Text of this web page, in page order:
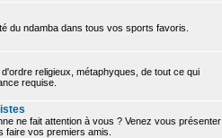
du ndamba dans tous vos sports favoris.
religieux, métaphyques, de tout ce qui
requise.
ne fait attention à vous ? Venez vous présenter
faire vos premiers amis.